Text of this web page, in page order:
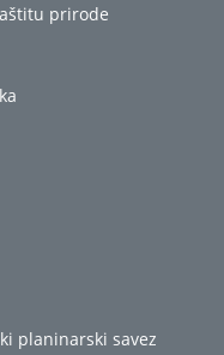
prirode
planinarski savez